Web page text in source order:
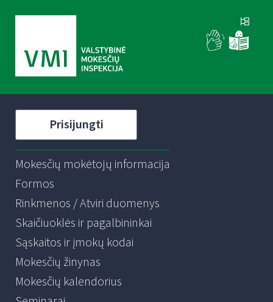
Prisijungti
Mokesčių mokėtojų informacija
Formos
Rinkmenos / Atviri duomenys
Skaičiuoklės ir pagalbininkai
Sąskaitos ir įmokų kodai
Mokesčių žinynas
Mokesčių kalendorius